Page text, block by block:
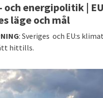
och energipolitik |
läge och mål
: Sveriges och EU:s
hittills.